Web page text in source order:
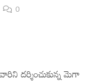
0
దర్శించుకున్న మెగా